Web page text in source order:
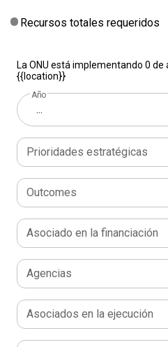
Recursos totales requeridos
La ONU está implementando 0 de
{{location}}
Año
...
Prioridades estratégicas
Outcomes
Asociado en la financiación
Agencias
Asociados en la ejecución